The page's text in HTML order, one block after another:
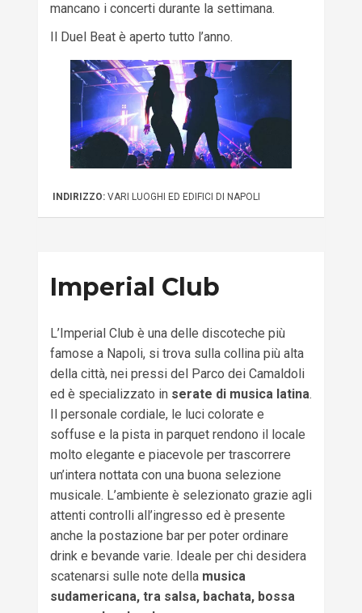
mancano i concerti durante la settimana.
Il Duel Beat è aperto tutto l’anno.
INDIRIZZO:VARI LUOGHI ED EDIFICI DI NAPOLI
Imperial Club
L’Imperial Club è una delle discoteche più
famose a Napoli, si trova sulla collina più alta
della città, nei pressi del Parco dei Camaldoli
ed è specializzato in serate di musica latina.
Il personale cordiale, le luci colorate e
soffuse e la pista in parquet rendono il locale
molto elegante e piacevole per trascorrere
un’intera nottata con una buona selezione
musicale. L’ambiente è selezionato grazie agli
attenti controlli all’ingresso ed è presente
anche la postazione bar per poter ordinare
drink e bevande varie. Ideale per chi desidera
scatenarsi sulle note della musica
sudamericana, tra salsa, bachata, bossa